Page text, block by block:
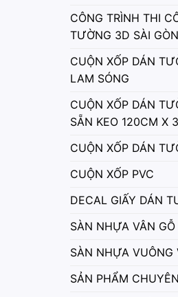
CÔNG TRÌNH THI
TƯỜNG 3D SÀI GÒN
CUỘN XỐP DÁN
LAM SÓNG
CUỘN XỐP DÁN
SẴN KEO 120CM X
CUỘN XỐP DÁN
CUỘN XỐP PVC
DECAL GIẤY DÁN
SÀN NHỰA VÂN GỖ
SÀN NHỰA VUÔNG
SẢN PHẨM